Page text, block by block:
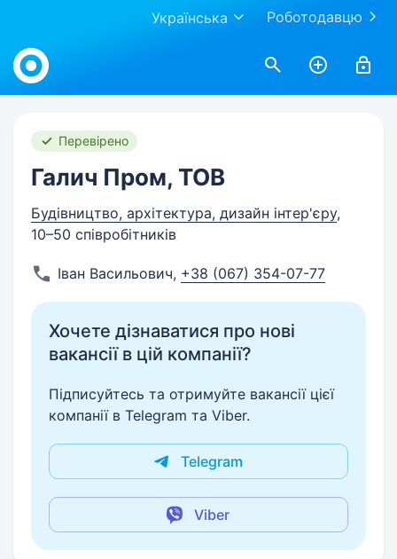
Роботодавцю
Українська
Work.ua
Перевірено
Галич Пром, ТОВ
Будівництво, архітектура, дизайн інтер'єру,
10–50 співробітників
Іван Васильович, +38 (067) 354-07-77
Хочете дізнаватися про нові
вакансії в цій компанії?
Підписуйтесь та отримуйте вакансії цієї
компанії в Telegram та Viber.
Telegram
Viber